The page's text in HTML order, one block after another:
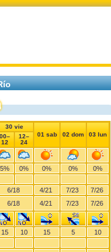
30 vie
01 sab
02 dom 03 lun
00–
12
12–
24
5% 0% 0% 0% 0%
6/18 4/21 7/23 7/26
6/18 4/21 7/23 7/26
15 10 15 5 10